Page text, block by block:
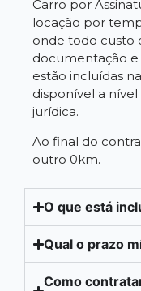
Carro por
locação por
onde todo custo
documentação
estão incluídas
disponível a
jurídica.
Ao final do
outro 0km.
O que está
Qual o prazo
Como